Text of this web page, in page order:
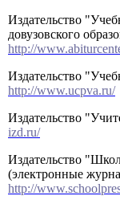
Издательство
довузовского
http://
Издательство
http://www.ucpva.ru/
Издательство
izd.ru/
Издательство
(электронные
http://